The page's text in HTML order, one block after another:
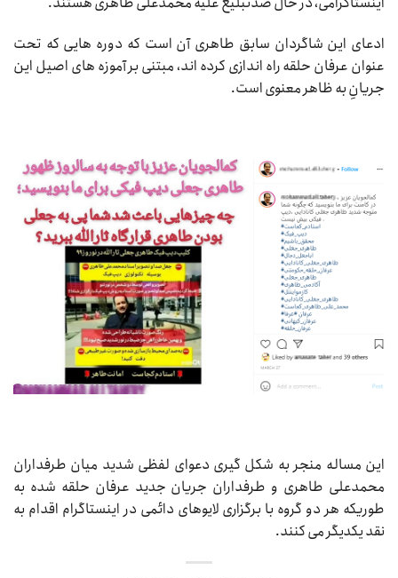
ادعای این شاگردان سابق طاهری آن است که دوره هایی که تحت
عنوان عرفان حلقه راه اندازی کرده اند، مبتنی بر آموزه های اصیل این
جریانِ به ظاهر معنوی است.
این مساله منجر به شکل گیری دعوای لفظی شدید میان طرفداران
محمدعلی طاهری و طرفداران جریان جدید عرفان حلقه شده به
طوریکه هر دو گروه با برگزاری لایوهای دائمی در اینستاگرام اقدام به
نقد یکدیگر می کنند.